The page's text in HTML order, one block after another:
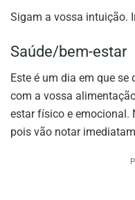
Sigam a vossa intuição.
Saúde/bem-estar
Este é um dia em que
com a vossa
estar físico e emocional.
pois vão notar